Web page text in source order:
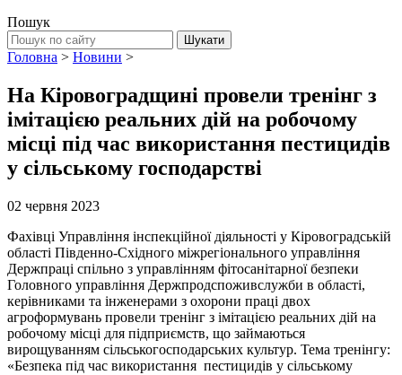
Пошук
Головна > Новини >
На Кіровоградщині провели тренінг з
імітацією реальних дій на робочому
місці під час використання пестицидів
у сільському господарстві
02 червня 2023
Фахівці Управління інспекційної діяльності у Кіровоградській
області Південно-Східного міжрегіонального управління
Держпраці спільно з управлінням фітосанітарної безпеки
Головного управління Держпродспоживслужби в області,
керівниками та інженерами з охорони праці двох
агроформувань провели тренінг з імітацією реальних дій на
робочому місці для підприємств, що займаються
вирощуванням сільськогосподарських культур. Тема тренінгу:
«Безпека під час використання пестицидів у сільському